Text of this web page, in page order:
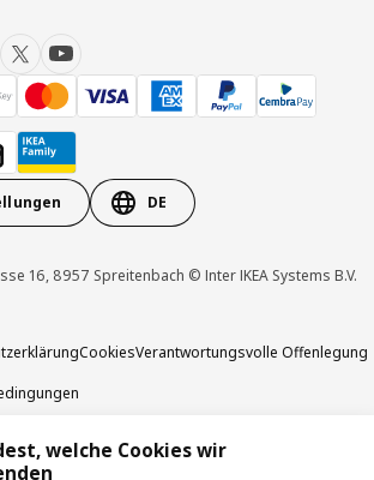
DE
16, 8957 Spreitenbach © Inter IKEA Systems B.V.
CookiesVerantwortungsvolle Offenlegung
welche Cookies wir